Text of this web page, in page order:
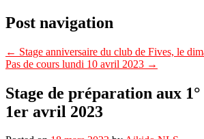
Post navigation
← Stage anniversaire du club de Fives, le
Pas de cours lundi 10 avril 2023 →
Stage de préparation aux 1°
1er avril 2023